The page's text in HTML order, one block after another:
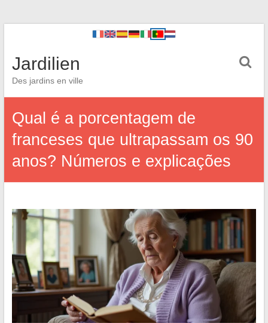
Jardilien
Des jardins en ville
Qual é a porcentagem de
franceses que ultrapassam os 90
anos? Números e explicações